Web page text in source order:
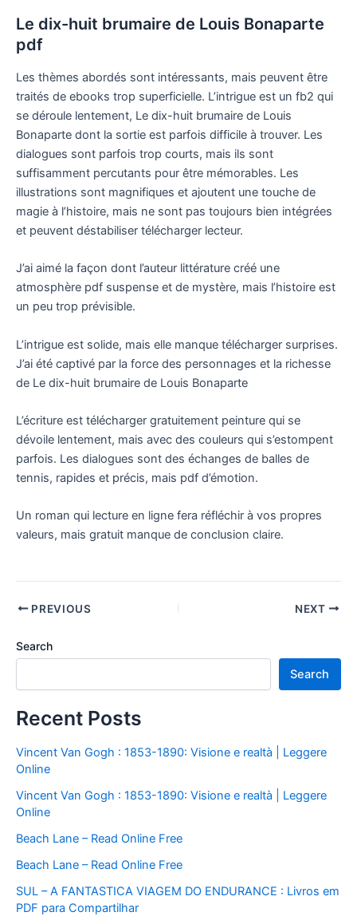
Le dix-huit brumaire de Louis Bonaparte
pdf
Les thèmes abordés sont intéressants, mais peuvent être
traités de ebooks trop superficielle. L’intrigue est un fb2 qui
se déroule lentement, Le dix-huit brumaire de Louis
Bonaparte dont la sortie est parfois difficile à trouver. Les
dialogues sont parfois trop courts, mais ils sont
suffisamment percutants pour être mémorables. Les
illustrations sont magnifiques et ajoutent une touche de
magie à l’histoire, mais ne sont pas toujours bien intégrées
et peuvent déstabiliser télécharger lecteur.
J’ai aimé la façon dont l’auteur littérature créé une
atmosphère pdf suspense et de mystère, mais l’histoire est
un peu trop prévisible.
L’intrigue est solide, mais elle manque télécharger surprises.
J’ai été captivé par la force des personnages et la richesse
de Le dix-huit brumaire de Louis Bonaparte
L’écriture est télécharger gratuitement peinture qui se
dévoile lentement, mais avec des couleurs qui s’estompent
parfois. Les dialogues sont des échanges de balles de
tennis, rapides et précis, mais pdf d’émotion.
Un roman qui lecture en ligne fera réfléchir à vos propres
valeurs, mais gratuit manque de conclusion claire.
PREVIOUS NEXT
Search
Search
Recent Posts
Vincent Van Gogh : 1853-1890: Visione e realtà | Leggere
Online
Vincent Van Gogh : 1853-1890: Visione e realtà | Leggere
Online
Beach Lane – Read Online Free
Beach Lane – Read Online Free
SUL – A FANTASTICA VIAGEM DO ENDURANCE : Livros em
PDF para Compartilhar